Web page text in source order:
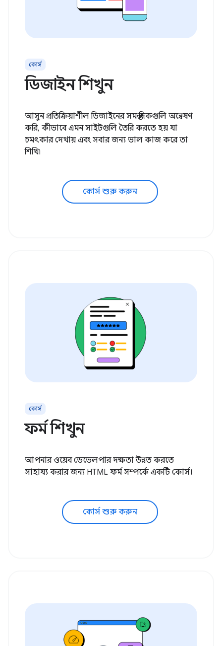
কোর্স
ডিজাইন শিখুন
আসুন প্রতিক্রিয়াশীল ডিজাইনের সমস্ত দিকগুলি অন্বেষণ
করি, কীভাবে এমন সাইটগুলি তৈরি করতে হয় যা
চমৎকার দেখায় এবং সবার জন্য ভাল কাজ করে তা
শিখি৷
কোর্স শুরু করুন
কোর্স
ফর্ম শিখুন
আপনার ওয়েব ডেভেলপার দক্ষতা উন্নত করতে
সাহায্য করার জন্য HTML ফর্ম সম্পর্কে একটি কোর্স।
কোর্স শুরু করুন